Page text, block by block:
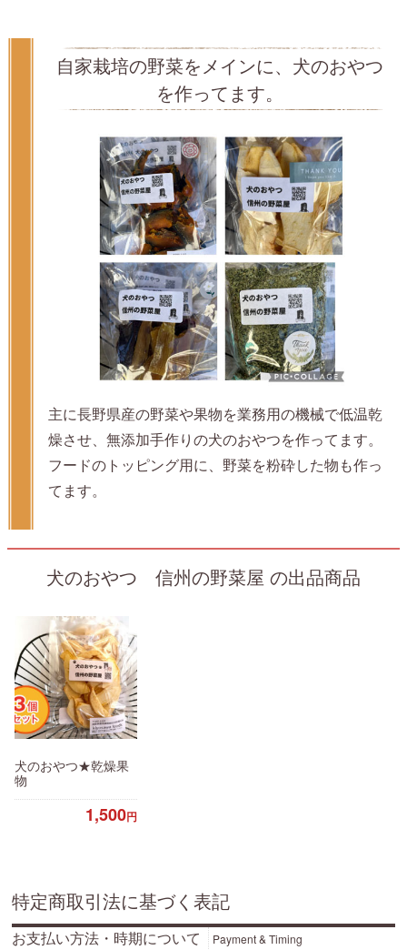
自家栽培の野菜をメインに、犬のおやつ
を作ってます。
主に長野県産の野菜や果物を業務用の機械で低温乾
燥させ、無添加手作りの犬のおやつを作ってます。
フードのトッピング用に、野菜を粉砕した物も作っ
てます。
犬のおやつ 信州の野菜屋 の出品商品
犬のおやつ★乾燥果
物
1,500円
特定商取引法に基づく表記
お支払い方法・時期について
Payment & Timing